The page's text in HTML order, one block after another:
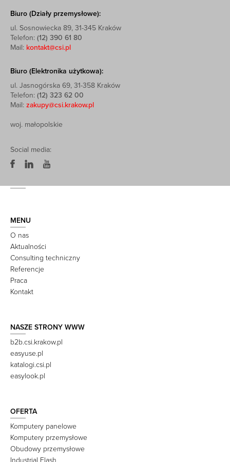
Biuro (Działy przemysłowe):
ul. Sosnowiecka 89, 31-345 Kraków
Telefon: (12) 390 61 80
Mail: kontakt@csi.pl
Biuro (Elektronika użytkowa):
ul. Jasnogórska 69, 31-358 Kraków
Telefon: (12) 323 62 00
Mail: zakupy@csi.krakow.pl
woj. małopolskie
Social media:
MENU
O nas
Aktualności
Consulting techniczny
Referencje
Praca
Kontakt
NASZE STRONY WWW
b2b.csi.krakow.pl
easyuse.pl
katalogi.csi.pl
easylook.pl
OFERTA
Komputery panelowe
Komputery przemysłowe
Obudowy przemysłowe
Industrial Flash